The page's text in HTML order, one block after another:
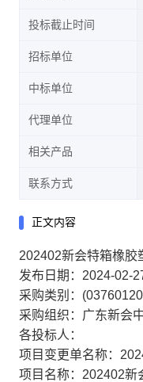
投标截止时间
招标单位
中标单位
代理单位
相关产品
联系方式
正文内容
202402新会特箱橡胶
发布日期：2024-02-
采购类别：
采购组织：广东新会
各投标人：
项目变更单名称：
项目名称：202402新